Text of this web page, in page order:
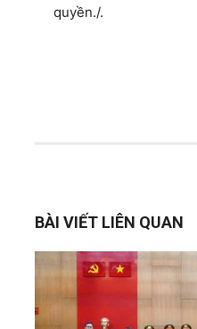
quyền./.
BÀI VIẾT LIÊN QUAN